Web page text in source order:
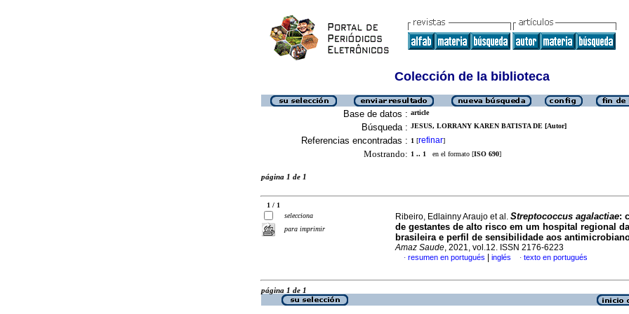
Colección de la biblioteca
Base de datos : article
Búsqueda : JESUS, LORRANY KAREN BATISTA DE [Autor]
Referencias encontradas : 1 [refinar]
Mostrando: 1 .. 1 en el formato [ISO 690]
página 1 de 1
1 / 1
selecciona
para imprimir
Ribeiro, Edlainny Araujo et al. Streptococcus agalactiae:
de gestantes de alto risco em um hospital regional
brasileira e perfil de sensibilidade aos
Amaz Saude, 2021, vol.12. ISSN 2176-6223
· resumen en portugués inglés · texto en portugués
página 1 de 1